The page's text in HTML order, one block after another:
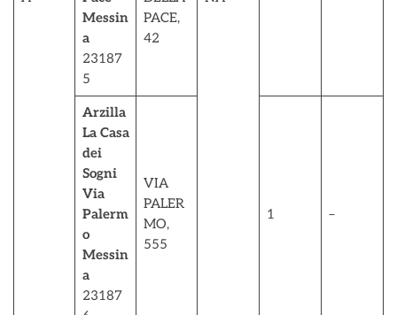
Messin
a
23187
5
PACE,
42
Arzilla
La Casa
dei
Sogni
Via
Palerm
o
Messin
a
23187
VIA
PALER
MO,
555
1 –